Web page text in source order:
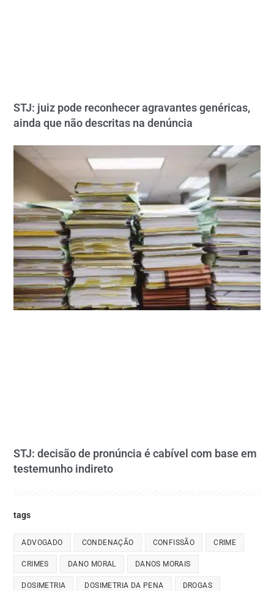
STJ: juiz pode reconhecer agravantes genéricas,
ainda que não descritas na denúncia
STJ: decisão de pronúncia é cabível com base em
testemunho indireto
tags
ADVOGADO CONDENAÇÃO CONFISSÃO CRIME
CRIMES DANO MORAL DANOS MORAIS
DOSIMETRIA DOSIMETRIA DA PENA DROGAS